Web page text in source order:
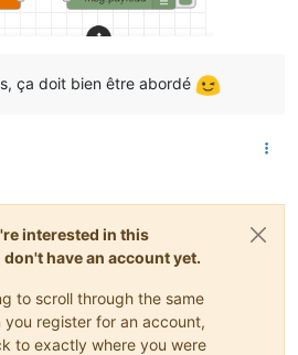
ça doit bien être abordé
interested in this
have an account yet.
to scroll through the same
you register for an account,
to exactly where you were